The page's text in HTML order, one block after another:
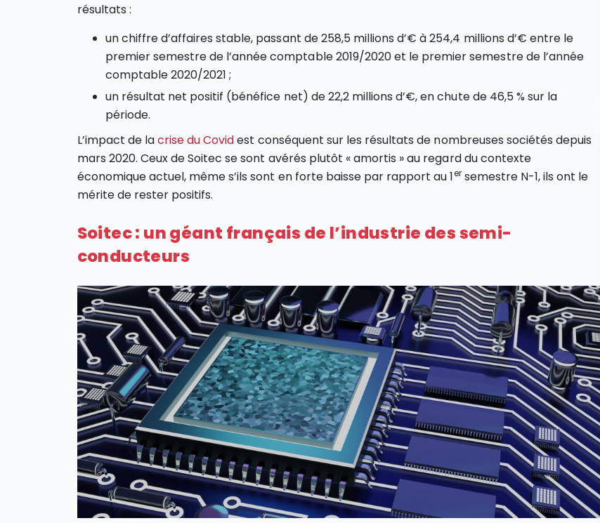
résultats :
un chiffre d’affaires stable, passant de 258,5 millions d’€ à 254,4 millions d’€ entre le
premier semestre de l’année comptable 2019/2020 et le premier semestre de l’année
comptable 2020/2021 ;
un résultat net positif (bénéfice net) de 22,2 millions d’€, en chute de 46,5 % sur la
période.
L’impact de lacrise du Covidest conséquent sur les résultats de nombreuses sociétés depuis
mars 2020. Ceux de Soitec se sont avérés plutôt « amortis » au regard du contexte
économique actuel, même s’ils sont en forte baisse par rapport au 1ersemestre N-1, ils ont le
mérite de rester positifs.
Soitec : un géant français de l’industrie des semi-
conducteurs